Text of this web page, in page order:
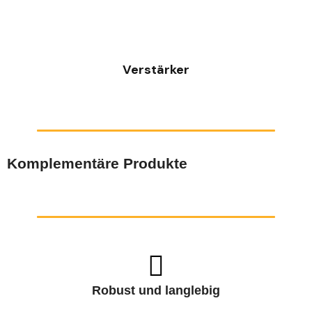
Verstärker
Komplementäre Produkte
Robust und langlebig